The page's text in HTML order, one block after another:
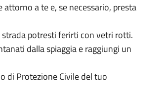
a te e, se necessario, presta
strada potresti ferirti con vetri rotti.
dalla spiaggia e raggiungi un
di Protezione Civile del tuo